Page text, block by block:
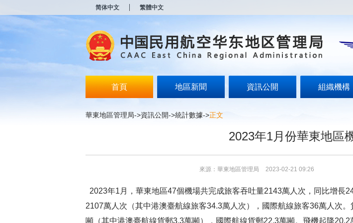
简体中文 繁體中文
首頁 地區新聞 資訊公開 組織機構
華東地區管理局->資訊公開->統計數據->正文
2023年1月份華東地區
來源：華東地區管理局 2023-02-21 09:26
2023年1 月，華東地區47個機場共完成旅客吞吐量2143萬人次，同比增長
2107萬人次（其中港澳臺航線旅客34.3萬人次），國際航線旅客36萬人次。
噸（其中港澳臺航線貨郵3.3萬噸），國際航線貨郵22.3萬噸。飛機起降20.2
打
无
障